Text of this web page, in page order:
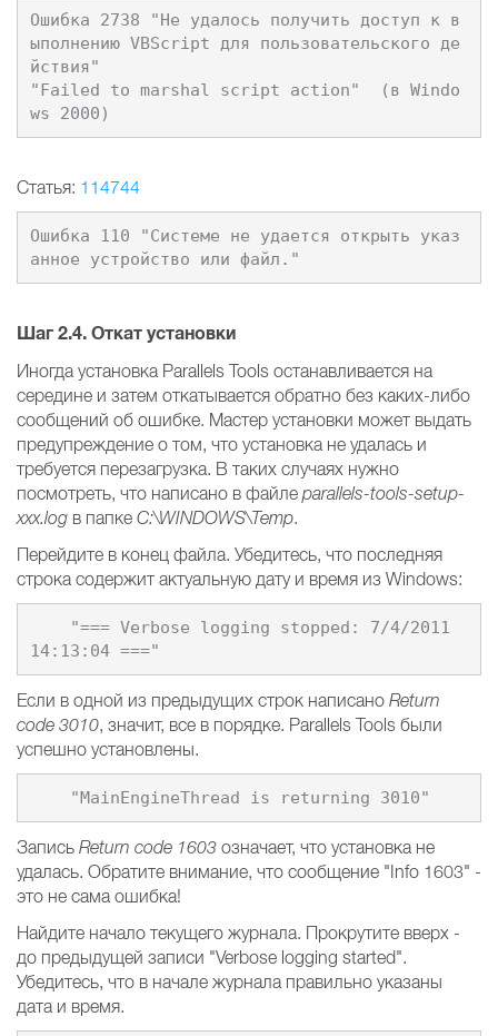
Ошибка 2738 "Не удалось получить доступ к в
ыполнению VBScript для пользовательского де
йствия"
"Failed to marshal script action"  (в Windo
Статья: 114744
Ошибка 110 "Системе не удается открыть указ
Шаг 2.4.Откат установки
Иногда установка Parallels Tools останавливается на
середине и затем откатывается обратно без каких-либо
сообщений об ошибке. Мастер установки может выдать
предупреждение о том, что установка не удалась и
требуется перезагрузка. В таких случаях нужно
посмотреть, что написано в файле parallels-tools-setup-
xxx.log в папке C:\WINDOWS\Temp.
Перейдите в конец файла. Убедитесь, что последняя
строка содержит актуальную дату и время из Windows:
Если в одной из предыдущих строк написано Return
code 3010, значит, все в порядке. Parallels Tools были
успешно установлены.
Запись Return code 1603 означает, что установка не
удалась. Обратите внимание, что сообщение "Info 1603" -
это не сама ошибка!
Найдите начало текущего журнала. Прокрутите вверх -
до предыдущей записи "Verbose logging started".
Убедитесь, что в начале журнала правильно указаны
дата и время.